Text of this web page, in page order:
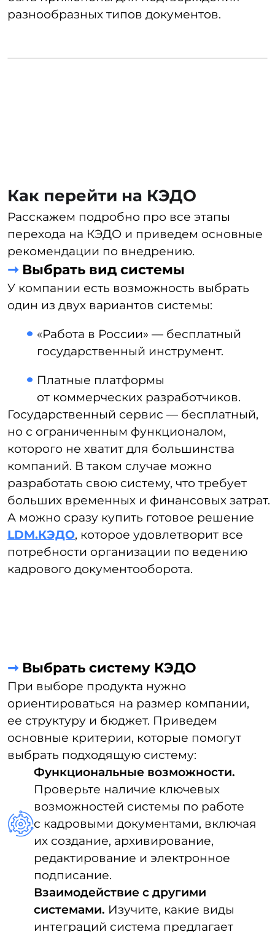
и обучающих материалов для
пользователей системы.
При подборе системы управления
электронными документами важно
обратить внимание на ее статус
на рынке — лучше выбрать вендора
с опытом управления корпоративными
документами. Кроме того, вам будет
важен потенциал самого решения для
будущего роста и масштабирования,
а также возможности интеграции
➞ Интегрировать в работу
компании
Внедрение КЭДО — может происходить
силами вашей ИТ-компании, самого
разработчика или интегратора. Лучше
цепочки, выделить проблемные точки
и процессы, которые требуют
оптимизации или упразднения. Также
во время аудита проводится проверка IT-
системы, которой пользуется заказчик,
на совместимость с системой КЭДО
и ее дальнейшая адаптация под
внедрение электронного
документооборота.
➞Подготовить документы
Чтобы осуществить переход
на систему электронного
документооборота, организации
предстоит собрать необходимый
перечень бумаг.
Следует разработать положение